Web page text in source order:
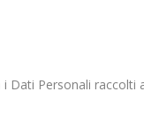
Personali raccolti